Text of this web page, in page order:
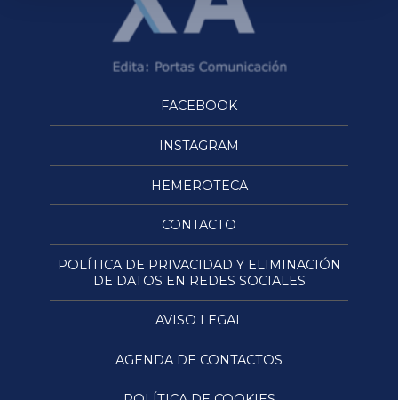
FACEBOOK
INSTAGRAM
HEMEROTECA
CONTACTO
POLÍTICA DE PRIVACIDAD Y ELIMINACIÓN
DE DATOS EN REDES SOCIALES
AVISO LEGAL
AGENDA DE CONTACTOS